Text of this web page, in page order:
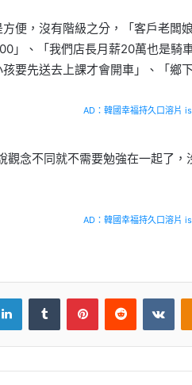
便，沒有階級之分，「客戶老闆
」、「我們店長月薪20萬也是騎
要先送去上課才會開車」、「鄉
AD：韓國幸福持久口溶片
觀念不同就不需要勉強在一起了
AD：韓國幸福持久口溶片